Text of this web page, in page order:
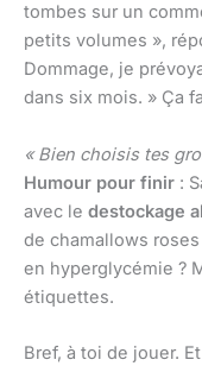
tombes sur un
petits volumes »,
Dommage, je
dans six mois. » Ça
« Bien choisis tes
Humour pour finir :
avec le destockage
de chamallows
en hyperglycémie ?
étiquettes.
Bref, à toi de jouer.